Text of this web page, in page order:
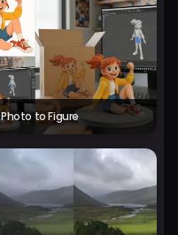
Photo to Figure